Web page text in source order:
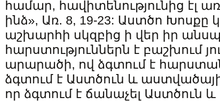
համար, հավիտենությունից էլ
ինձ», Առ. 8, 19-23: Աստծո
աշխարհի սկզբից ի վեր իր
հարստություններն է բաշխում
արարածի, ով ձգտում է
ձգտում է Աստծուն և
որ ձգտում է ճանաչել Աստծուն և